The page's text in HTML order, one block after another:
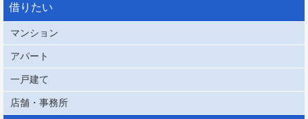
借りたい
マンション
アパート
一戸建て
店舗・事務所